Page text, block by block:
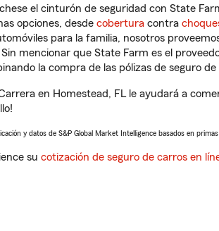
el cinturón de seguridad con State
opciones, desde cobertura contra
para la familia, nosotros
mencionar que State Farm es el
la compra de las pólizas de seguro
en Homestead, FL le ayudará a
y datos de S&P Global Market Intelligence basados en
su cotización de seguro de carros en